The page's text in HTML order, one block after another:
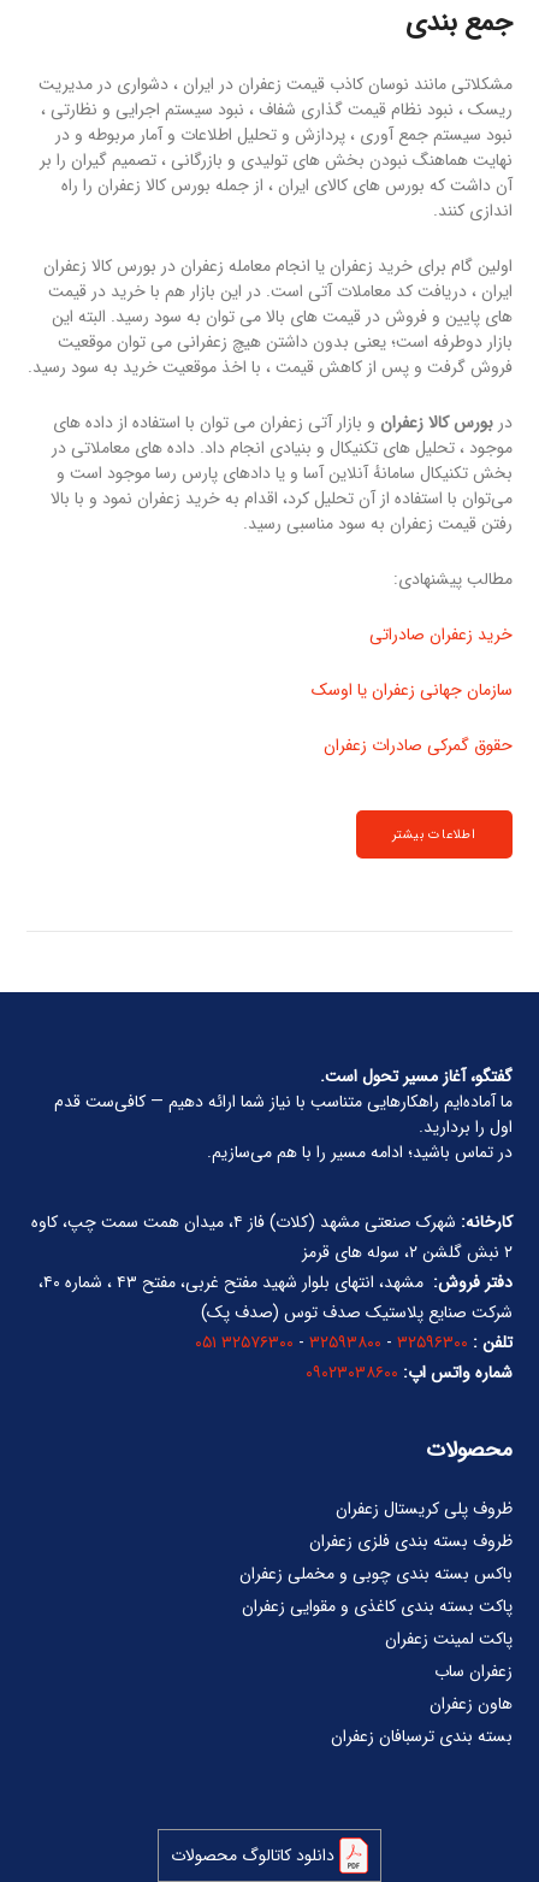
جمع بندی
مشکلاتی مانند نوسان کاذب قیمت زعفران در ایران ، دشواری در مدیریت
ریسک ، نبود نظام قیمت گذاری شفاف ، نبود سیستم اجرایی و نظارتی ،
نبود سیستم جمع آوری ، پردازش و تحلیل اطلاعات و آمار مربوطه و در
نهایت هماهنگ نبودن بخش های تولیدی و بازرگانی ، تصمیم گیران را بر
آن داشت که بورس های کالای ایران ، از جمله بورس کالا زعفران را راه
اندازی کنند.
اولین گام برای خرید زعفران یا انجام معامله زعفران در بورس کالا زعفران
ایران ، دریافت کد معاملات آتی است. در این بازار هم با خرید در قیمت
های پایین و فروش در قیمت های بالا می توان به سود رسید. البته این
بازار دوطرفه است؛ یعنی بدون داشتن هیچ زعفرانی می توان موقعیت
فروش گرفت و پس از کاهش قیمت ، با اخذ موقعیت خرید به سود رسید.
دربورس کالا زعفران و بازار آتی زعفران می توان با استفاده از داده های
موجود ، تحلیل های تکنیکال و بنیادی انجام داد. داده های معاملاتی در
بخش تکنیکال سامانهٔ آنلاین آسا و یا دادهای پارس رسا موجود است و
می‌توان با استفاده از آن تحلیل کرد، اقدام به خرید زعفران نمود و با بالا
رفتن قیمت زعفران به سود مناسبی رسید.
مطالب پیشنهادی:
خرید زعفران صادراتی
سازمان جهانی زعفران یا اوسک
حقوق گمرکی صادرات زعفران
اطلاعات بیشتر
گفتگو، آغاز مسیر تحول است.
ما آماده‌ایم راهکارهایی متناسب با نیاز شما ارائه دهیم — کافی‌ست قدم
اول را بردارید.
در تماس باشید؛ ادامه مسیر را با هم می‌سازیم.
کارخانه:
شهرک صنعتی مشهد (کلات) فاز ۴، میدان همت سمت چپ، کاوه
۲ نبش گلشن ۲، سوله های قرمز
دفتر فروش:
مشهد، انتهای بلوار شهید مفتح غربی، مفتح ۴۳ ، شماره ۴۰،
شرکت صنایع پلاستیک صدف توس (صدف پک)
تلفن : ۳۲۵۹۶۳۰۰ - ۳۲۵۹۳۸۰۰ - ۳۲۵۷۶۳۰۰ ۰۵۱
شماره واتس اپ: ۰۹۰۲۳۰۳۸۶۰۰
محصولات
ظروف پلی کریستال زعفران
ظروف بسته بندی فلزی زعفران
باکس بسته بندی چوبی و مخملی زعفران
پاکت بسته بندی کاغذی و مقوایی زعفران
پاکت لمینت زعفران
زعفران ساب
هاون زعفران
بسته بندی ترسبافان زعفران
دانلود کاتالوگ محصولات